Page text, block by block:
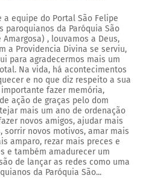
equipe do Portal São Felipe
paroquianos da Paróquia São
, louvamos a Deus,
a Providencia Divina se serviu,
para agradecermos mais um
Na vida, há acontecimentos
e no que diz respeito a sua
fazer memória,
ação de graças pelo dom
mais um ano de ordenação
novos amigos, ajudar mais
sorrir novos motivos, amar mais
amparo, rezar mais preces e
e também amadurecer um
de lançar as redes como uma
da Paróquia São...